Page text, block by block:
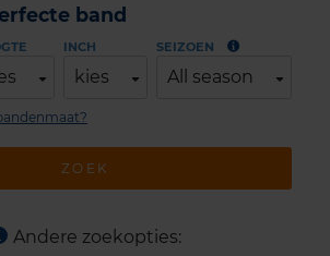
band
INCH
kies
SEIZOEN
All season
ZOEK
Andere zoekopties: